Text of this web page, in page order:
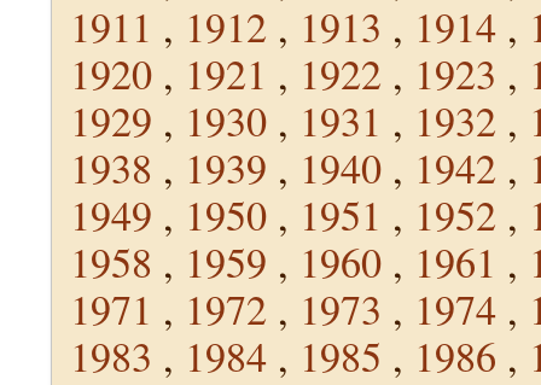
1911 , 1912 , 1913 , 1914 ,
1920 , 1921 , 1922 , 1923 ,
1929 , 1930 , 1931 , 1932 ,
1938 , 1939 , 1940 , 1942 ,
1949 , 1950 , 1951 , 1952 ,
1958 , 1959 , 1960 , 1961 ,
1971 , 1972 , 1973 , 1974 ,
1983 , 1984 , 1985 , 1986 ,